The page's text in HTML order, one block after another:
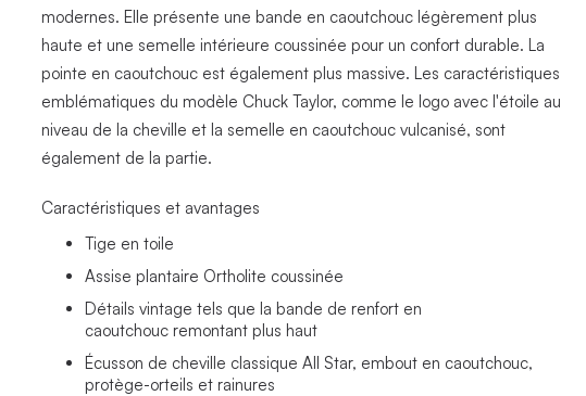
modernes. Elle présente une bande en caoutchouc légèrement plus
haute et une semelle intérieure coussinée pour un confort durable. La
pointe en caoutchouc est également plus massive. Les caractéristiques
emblématiques du modèle Chuck Taylor, comme le logo avec l'étoile au
niveau de la cheville et la semelle en caoutchouc vulcanisé, sont
également de la partie.
Caractéristiques et avantages
Tige en toile
Assise plantaire Ortholite coussinée
Détails vintage tels que la bande de renfort en
caoutchouc remontant plus haut
Écusson de cheville classique All Star, embout en caoutchouc,
protège-orteils et rainures